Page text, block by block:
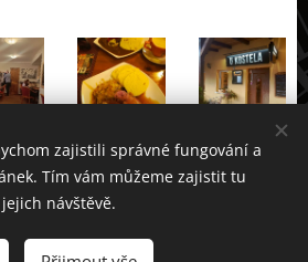
doma a pojď ven © 2021
zajistili správné fungování a
Tím vám můžeme zajistit tu
návštěvě.